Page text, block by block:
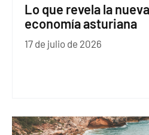
Lo que revela la
economía asturiana
17 de julio de 2026